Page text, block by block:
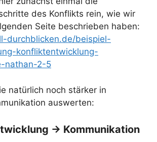
des Konflikts rein, wie wir
Seite beschrieben haben:
durchblicken.de/beispiel-
konfliktentwicklung-
nathan-2-5
natürlich noch stärker in
auswerten:
-> Kommunikation